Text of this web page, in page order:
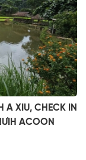
A XIU, CHECK IN
ACOON